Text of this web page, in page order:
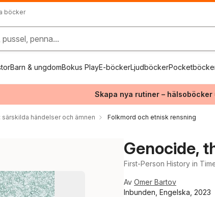
böcker
penna...
Barn & ungdomBokus PlayE-böckerLjudböcker
Skapa nya rutiner –
särskilda händelser och ämnen Folkmord och etnisk rensning
Genocide,
First-Person History in
Av Omer Bartov
Inbunden, Engelska, 2023